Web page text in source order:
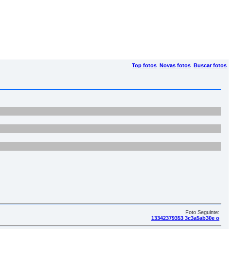
Top fotos Novas fotos Buscar fotos
Foto Seguinte:
13342379353 3c3a5ab30e o